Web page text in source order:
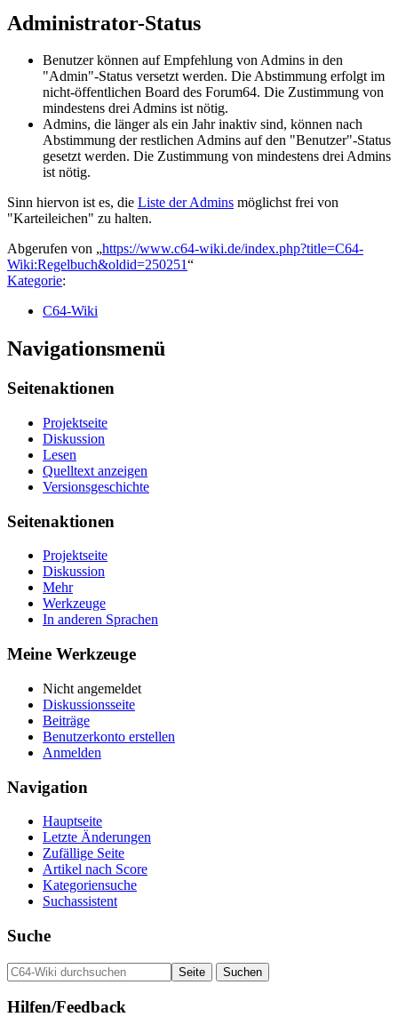
Administrator-Status
Benutzer können auf Empfehlung von Admins in den
"Admin"-Status versetzt werden. Die Abstimmung erfolgt im
nicht-öffentlichen Board des Forum64. Die Zustimmung von
mindestens drei Admins ist nötig.
Admins, die länger als ein Jahr inaktiv sind, können nach
Abstimmung der restlichen Admins auf den "Benutzer"-Status
gesetzt werden. Die Zustimmung von mindestens drei Admins
ist nötig.
Sinn hiervon ist es, die Liste der Admins möglichst frei von
"Karteileichen" zu halten.
Abgerufen von „https://www.c64-wiki.de/index.php?title=C64-
Wiki:Regelbuch&oldid=250251“
Kategorie:
C64-Wiki
Navigationsmenü
Seitenaktionen
Projektseite
Diskussion
Lesen
Quelltext anzeigen
Versionsgeschichte
Seitenaktionen
Projektseite
Diskussion
Mehr
Werkzeuge
In anderen Sprachen
Meine Werkzeuge
Nicht angemeldet
Diskussionsseite
Beiträge
Benutzerkonto erstellen
Anmelden
Navigation
Hauptseite
Letzte Änderungen
Zufällige Seite
Artikel nach Score
Kategoriensuche
Suchassistent
Suche
Hilfen/Feedback